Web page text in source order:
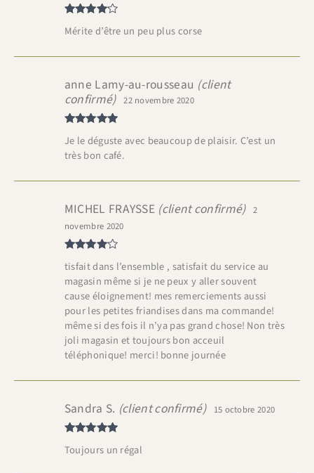
sur 5
Mérite d’être un peu plus corse
5
anne Lamy-au-rousseau (client
confirmé) 22 novembre 2020
Je le déguste avec beaucoup de plaisir. C’est un
très bon café.
sur 5
MICHEL FRAYSSE (client confirmé) 2
novembre 2020
tisfait dans l’ensemble , satisfait du service au
magasin même si je ne peux y aller souvent
cause éloignement! mes remerciements aussi
pour les petites friandises dans ma commande!
même si des fois il n’ya pas grand chose! Non très
joli magasin et toujours bon acceuil
téléphonique! merci! bonne journée
5
Sandra S. (client confirmé) 15 octobre 2020
Toujours un régal